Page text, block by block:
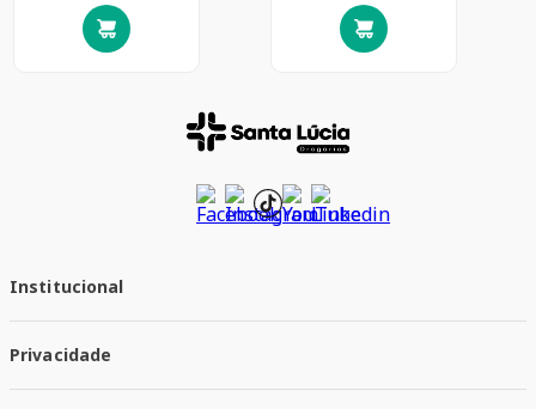
Institucional
Trabalhe conosco
Responsabilidade Social
Privacidade